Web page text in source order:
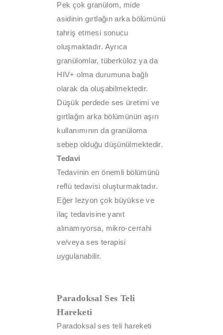
Pek çok granülom, mide
asidinin gırtlağın arka bölümünü
tahriş etmesi sonucu
oluşmaktadır. Ayrıca
granülomlar, tüberküloz ya da
HIV+ olma durumuna bağlı
olarak da oluşabilmektedir.
Düşük perdede ses üretimi ve
gırtlağın arka bölümünün aşırı
kullanımının da granüloma
sebep olduğu düşünülmektedir.
Tedavi
Tedavinin en önemli bölümünü
reflü tedavisi oluşturmaktadır.
Eğer lezyon çok büyükse ve
ilaç tedavisine yanıt
alınamıyorsa, mikro-cerrahi
ve/veya ses terapisi
uygulanabilir.
Paradoksal Ses Teli
Hareketi
Paradoksal ses teli hareketi